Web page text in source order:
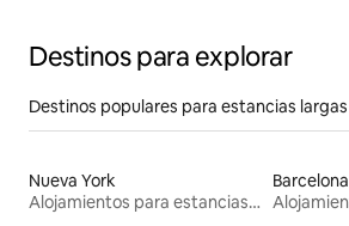
Destinos para explorar
Destinos populares para estancias largas
Nueva York
Alojamientos para estancias largas
Barcelona